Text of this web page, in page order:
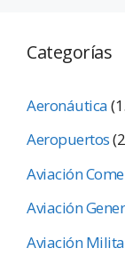
Categorías
Aeronáutica
Aeropuertos
Aviación
Aviación
Aviación